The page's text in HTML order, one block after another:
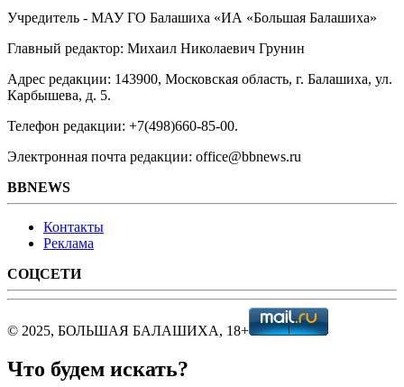
Учредитель - МАУ ГО Балашиха «ИА «Большая Балашиха»
Главный редактор: Михаил Николаевич Грунин
Адрес редакции: 143900, Московская область, г. Балашиха, ул.
Карбышева, д. 5.
Телефон редакции: +7(498)660-85-00.
Электронная почта редакции: office@bbnews.ru
BBNEWS
Контакты
Реклама
СОЦСЕТИ
© 2025, БОЛЬШАЯ БАЛАШИХА, 18+
Что будем искать?